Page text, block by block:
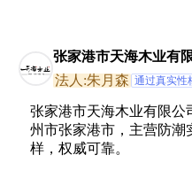
张家港市天海木业有
法人:朱月森 通过真实性
张家港市天海木业有限公
州市张家港市，主营防潮
样，权威可靠。